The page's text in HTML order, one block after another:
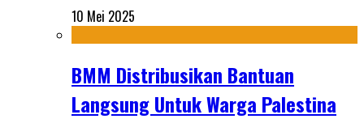
10 Mei 2025
BMM Distribusikan Bantuan
Langsung Untuk Warga Palestina